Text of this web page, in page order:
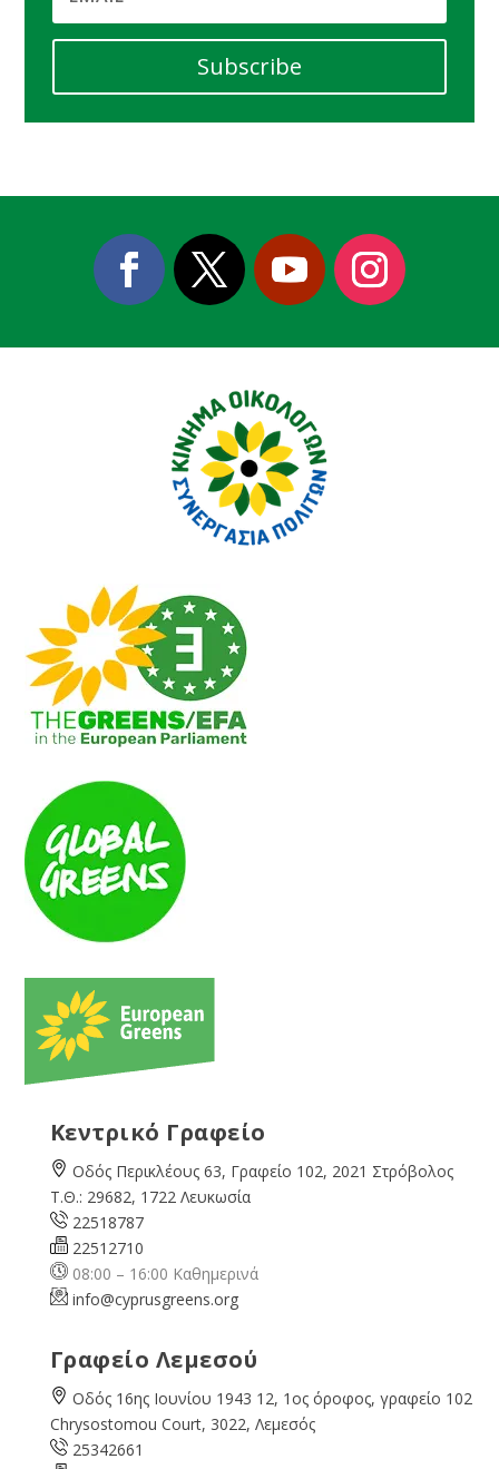
Subscribe
Κεντρικό Γραφείο
Οδός Περικλέους 63, Γραφείο 102, 2021 Στρόβολος
Τ.Θ.: 29682, 1722 Λευκωσία
22518787
22512710
08:00 – 16:00 Καθημερινά
info@cyprusgreens.org
Γραφείο Λεμεσού
Οδός 16ης Ιουνίου 1943 12, 1ος όροφος, γραφείο 102
Chrysostomou Court, 3022, Λεμεσός
25342661